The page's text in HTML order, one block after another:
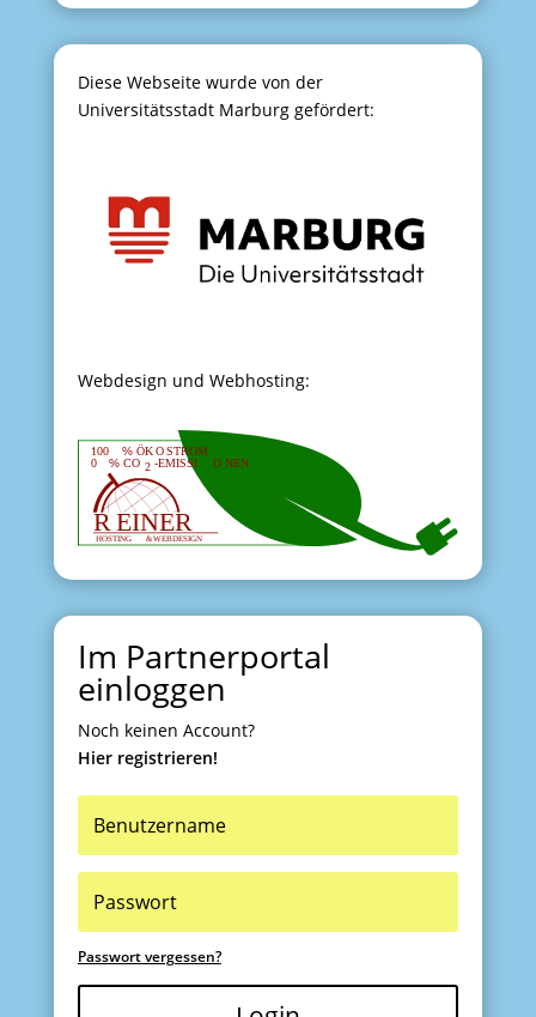
Diese Webseite wurde von der
Universitätsstadt Marburg gefördert:
Webdesign und Webhosting:
Im Partnerportal
einloggen
Noch keinen Account?
Hier registrieren!
Passwort vergessen?